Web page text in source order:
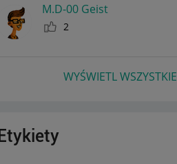
M.D-00 Geist
2
WYŚWIETL WSZYSTKIE
Etykiety